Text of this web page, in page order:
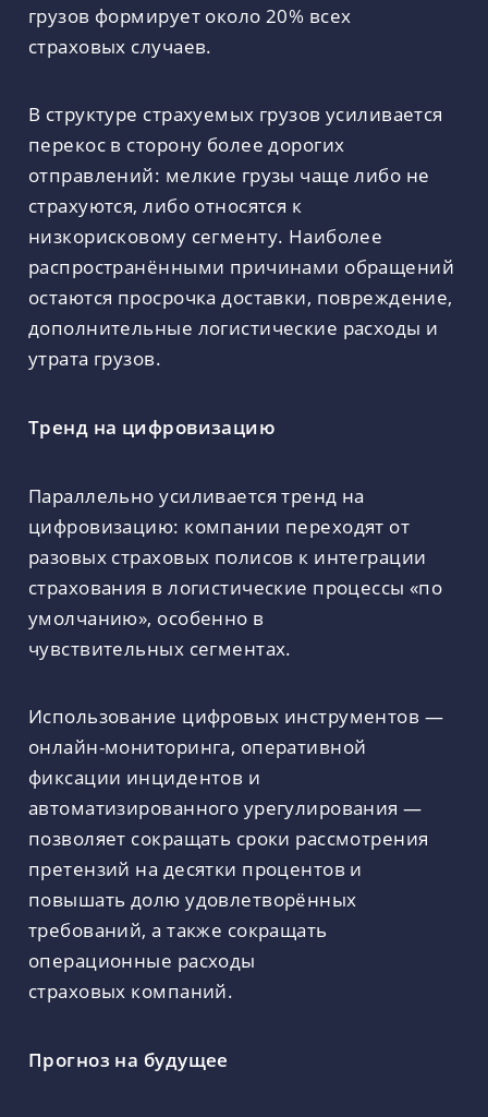
грузов формирует около 20% всех
страховых случаев.
В структуре страхуемых грузов усиливается
перекос в сторону более дорогих
отправлений: мелкие грузы чаще либо не
страхуются, либо относятся к
низкорисковому сегменту. Наиболее
распространёнными причинами обращений
остаются просрочка доставки, повреждение,
дополнительные логистические расходы и
утрата грузов.
Тренд на цифровизацию
Параллельно усиливается тренд на
цифровизацию: компании переходят от
разовых страховых полисов к интеграции
страхования в логистические процессы «по
умолчанию», особенно в
чувствительных сегментах.
Использование цифровых инструментов —
онлайн-мониторинга, оперативной
фиксации инцидентов и
автоматизированного урегулирования —
позволяет сокращать сроки рассмотрения
претензий на десятки процентов и
повышать долю удовлетворённых
требований, а также сокращать
операционные расходы
страховых компаний.
Прогноз на будущее